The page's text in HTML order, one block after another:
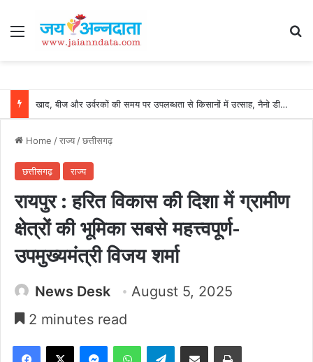
Menu
खाद, बीज और उर्वरकों की समय पर उपलब्धता से किसानों में उत्साह, नैनो डीएपी और नैनो यूरिया बने किसानों के भरोसेमंद कृषि साथी…..
Home /राज्य/छत्तीसगढ़
छत्तीसगढ़ राज्य
रायपुर : हरित विकास की दिशा में ग्रामीण
क्षेत्रों की भूमिका सबसे महत्त्वपूर्ण-
उपमुख्यमंत्री विजय शर्मा
News Desk
August 5, 2025
2 minutes read
Facebook
X MessengerWhatsAppTelegramShare via Email Print